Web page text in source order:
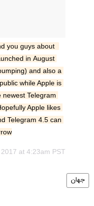
you guys about
in August
and also a
while Apple is
newest Telegram
Apple likes
Telegram 4.5 can
جهان